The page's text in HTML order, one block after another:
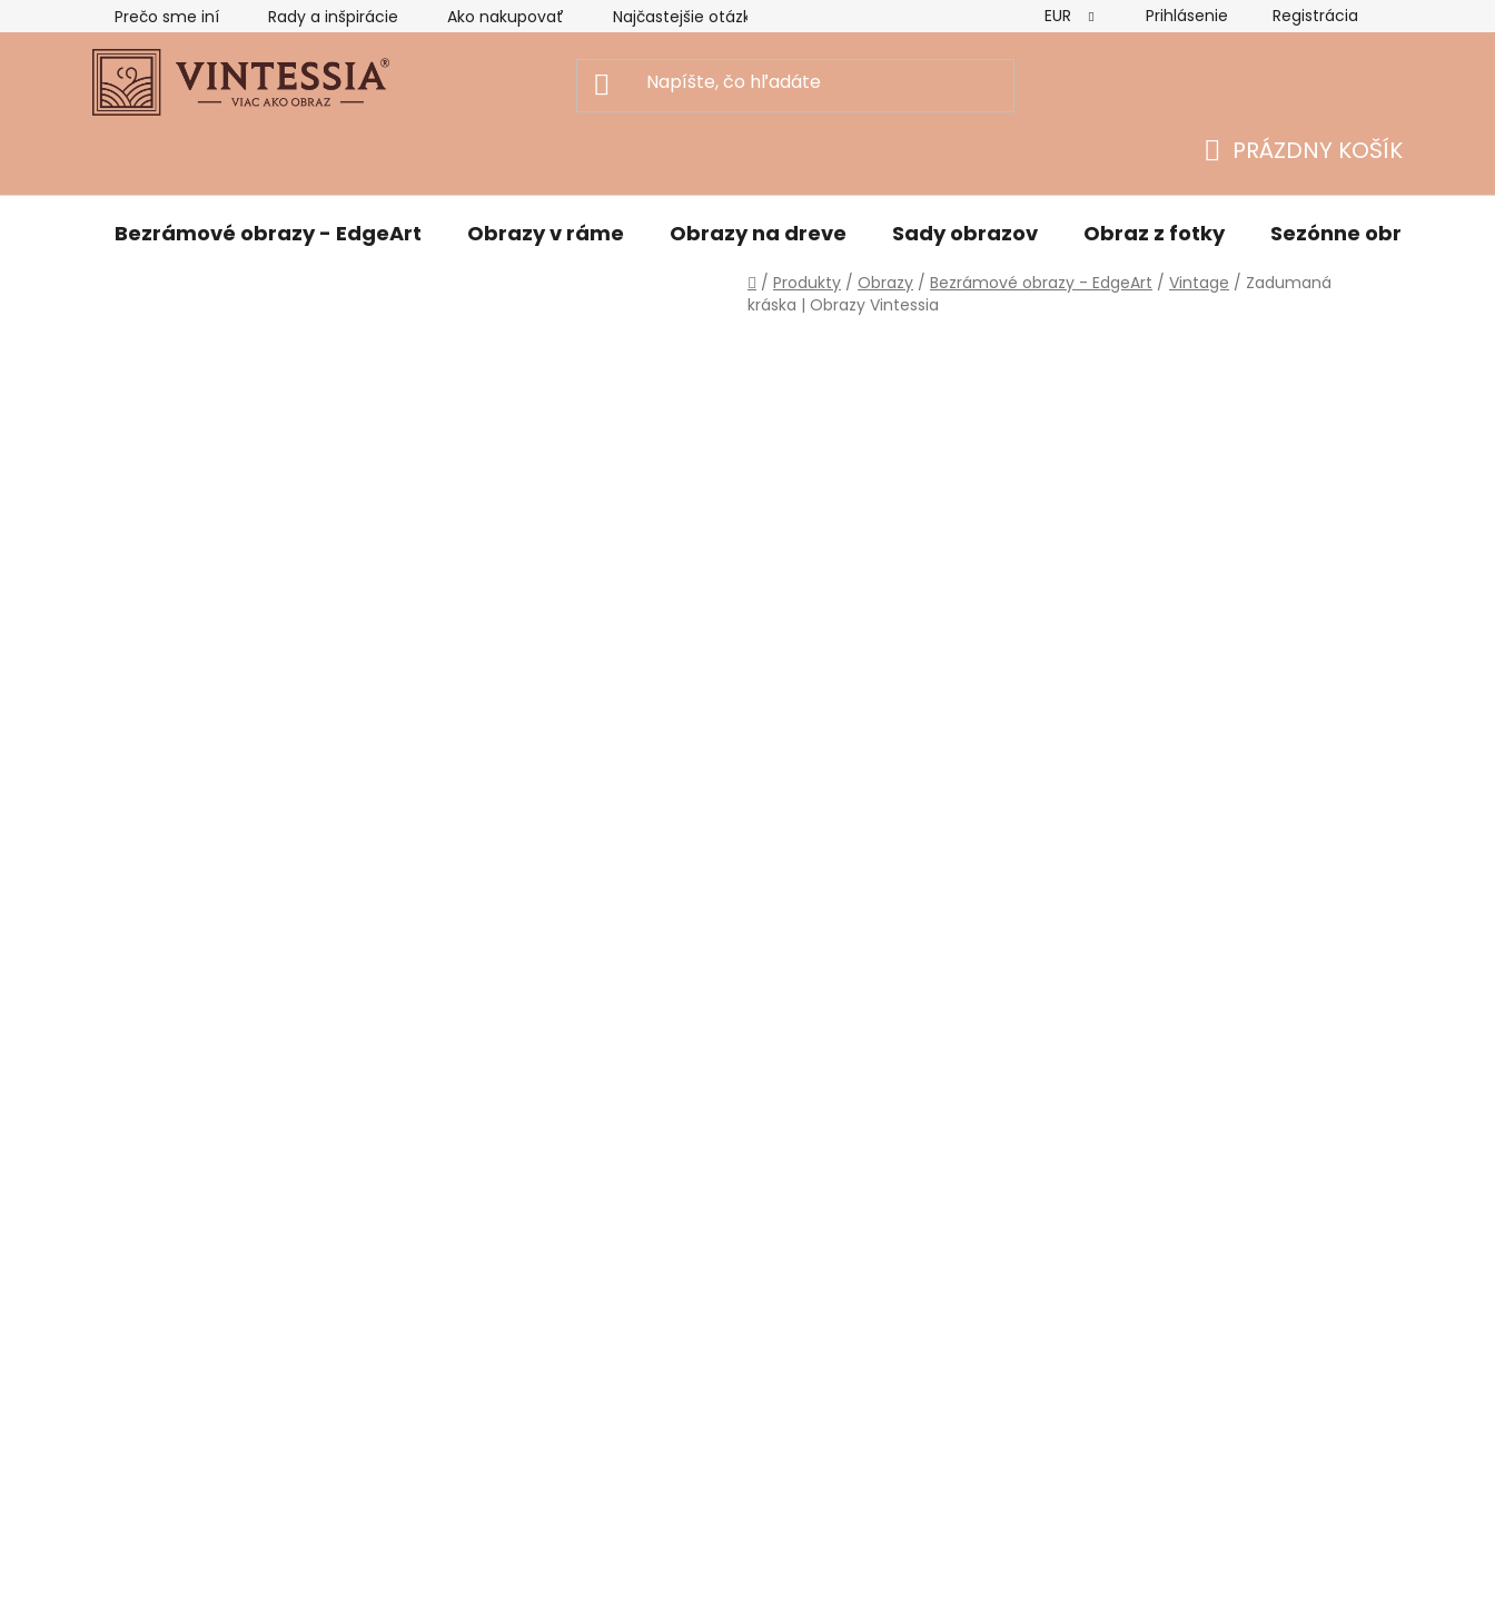
na
Prečo sme iní Rady a inšpirácie Ako nakupovať Najčastejšie otázky Hodnotenie obchodu Vrátenie tovaru a reklamácie
EUR Prihlásenie Registrácia
KOŠÍK
PRÁZDNY KOŠÍK
Bezrámové obrazy - EdgeArt Obrazy v ráme Obrazy na dreve Sady obrazov Obraz z fotky Sezónne obrazy
Domov
/ Produkty / Obrazy / Bezrámové obrazy - EdgeArt / Vintage / Zadumaná
kráska | Obrazy Vintessia